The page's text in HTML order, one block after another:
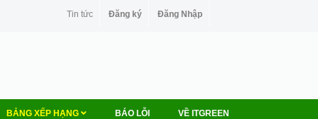
Tin tức Đăng ký Đăng Nhập
BẢNG XẾP HẠNG BÁO LỖI VỀ ITGREEN